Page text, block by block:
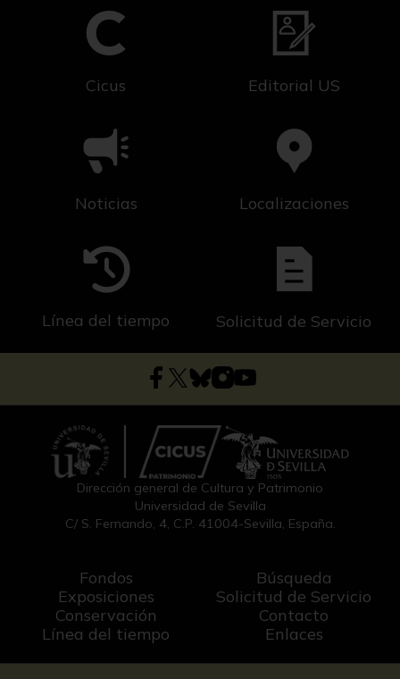
Cicus Editorial US
Noticias Localizaciones
Línea del tiempo Solicitud de Servicio
Dirección general de Cultura y Patrimonio
Universidad de Sevilla
C/ S. Fernando, 4, C.P. 41004-Sevilla, España.
Fondos
Exposiciones
Conservación
Línea del tiempo
Búsqueda
Solicitud de Servicio
Contacto
Enlaces